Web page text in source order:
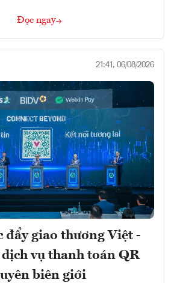
Đọc ngay
21:41, 06/08/2026
đẩy giao thương Việt -
vụ thanh toán QR
biên giới